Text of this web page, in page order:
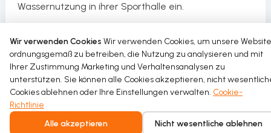
Wassernutzung in ihrer Sporthalle ein.
Wir verwenden Cookies Wir verwenden Cookies, um unsere Website
ordnungsgemäß zu betreiben, die Nutzung zu analysieren und mit
Ihrer Zustimmung Marketing und Verhaltensanalysen zu
unterstützen. Sie können alle Cookies akzeptieren, nicht
Cookies ablehnen oder Ihre Einstellungen verwalten. Cookie-
Richtlinie
Alle akzeptieren
Nicht wesentliche ablehnen